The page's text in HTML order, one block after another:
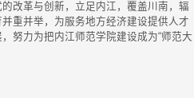
改革与创新，立足内江，覆盖川南，辐
重并举，为服务地方经济建设提供人才
努力为把内江师范学院建设成为“师范大